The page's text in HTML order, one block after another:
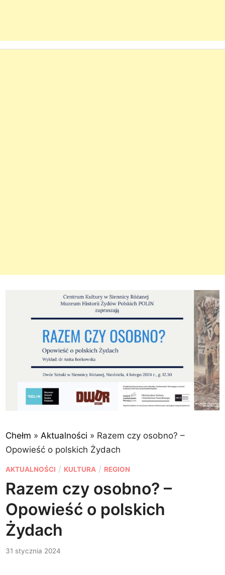
Chełm » Aktualności » Razem czy osobno? –
Opowieść o polskich Żydach
P
o
s
t
e
d
i
AKTUALNOŚCI / KULTURA / REGION
Razem czy osobno? –
Opowieść o polskich
Żydach
31 stycznia 2024